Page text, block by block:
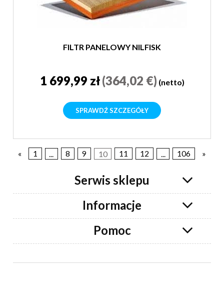
FILTR PANELOWY NILFISK
1 699,99 zł(364,02 €) (netto)
SPRAWDŹ SZCZEGÓŁY
« 1 8 9 10 11 12 106 »
Serwis sklepu
Informacje
Pomoc